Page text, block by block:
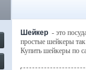
Шейкер - это
простые шейкеры
Купить шейкеры по